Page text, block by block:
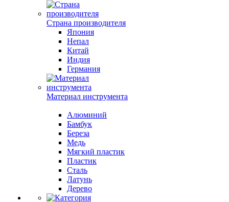
Страна производителя
Япония
Непал
Китай
Индия
Германия
Материал инструмента
Алюминий
Бамбук
Береза
Медь
Мягкий пластик
Пластик
Сталь
Латунь
Дерево